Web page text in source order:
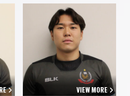
VIEW MORE